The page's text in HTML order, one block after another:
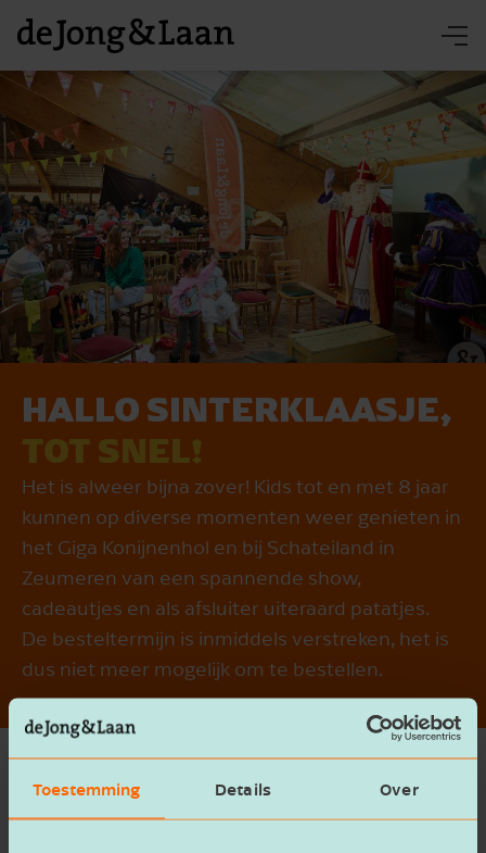
Toestemming Details Over
HALLO SINTERKLAASJE,
TOT SNEL!
Het is alweer bijna zover! Kids tot en met 8 jaar
kunnen op diverse momenten weer genieten in
het Giga Konijnenhol en bij Schateiland in
Zeumeren van een spannende show,
cadeautjes en als afsluiter uiteraard patatjes.
De besteltermijn is inmiddels verstreken, het is
dus niet meer mogelijk om te bestellen.
Besteltermijn is verstreken